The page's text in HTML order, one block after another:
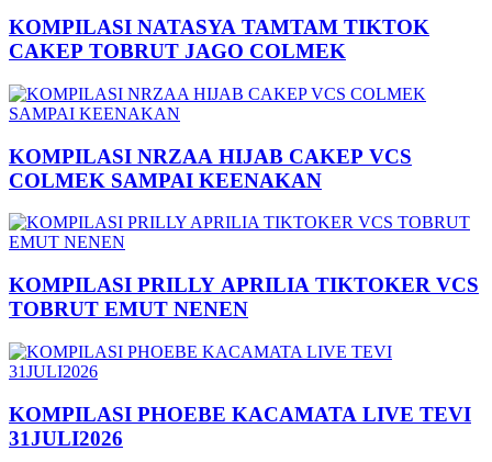
KOMPILASI NATASYA TAMTAM TIKTOK
CAKEP TOBRUT JAGO COLMEK
KOMPILASI NRZAA HIJAB CAKEP VCS
COLMEK SAMPAI KEENAKAN
KOMPILASI PRILLY APRILIA TIKTOKER VCS
TOBRUT EMUT NENEN
KOMPILASI PHOEBE KACAMATA LIVE TEVI
31JULI2026